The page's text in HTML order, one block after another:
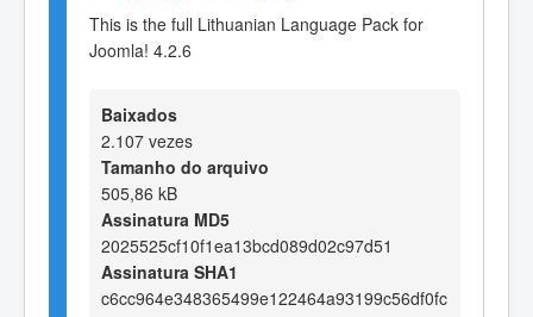
This is the full Lithuanian Language Pack for
Joomla! 4.2.6
Baixados
2.107 vezes
Tamanho do arquivo
505,86 kB
Assinatura MD5
2025525cf10f1ea13bcd089d02c97d51
Assinatura SHA1
c6cc964e348365499e122464a93199c56df0fc